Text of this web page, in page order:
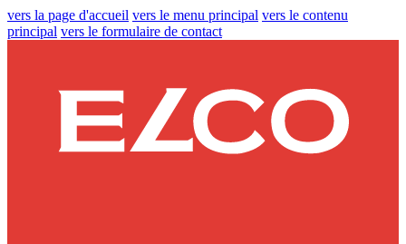
vers la page d'accueil vers le menu principal vers le contenu
principal vers le formulaire de contact